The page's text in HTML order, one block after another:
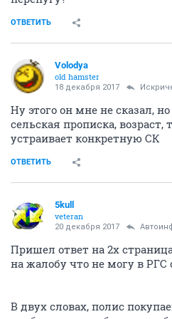
ОТВЕТИТЬ
Volodya
old hamster
18 декабря 2017
Ну этого он мне не сказал,
сельская прописка,
устраивает конкретную СК
ОТВЕТИТЬ
5kull
veteran
20 декабря 2017
Пришел ответ на 2х
на жалобу что не могу в РГС
В двух словах, полис